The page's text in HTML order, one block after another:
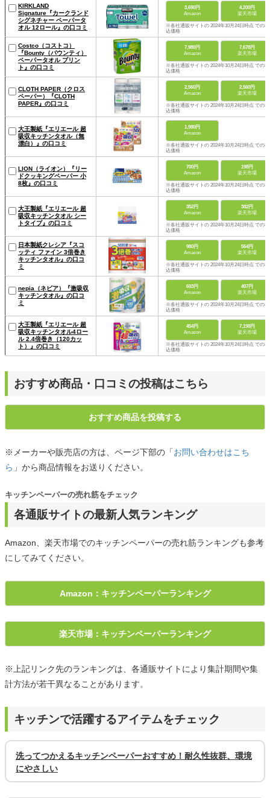
KIRKLAND
Signature『カークランド
シグネチャー ペーパータ
オル 12ロール』の口コミ
3,690円
Amazon
4,200円
楽天市場
※各社通販サイトの 2024年10月24日時点 での税
込価格
Costco（コストコ）
『Bounty（バウンティ）
ペーパータオル プリン
ト』の口コミ
7,980円
Amazon
7,678円
楽天市場
※各社通販サイトの 2024年10月24日時点 での税
込価格
CLOTH PAPER（クロス
ペーパー）『CLOTH
PAPER』の口コミ
2,560円
Amazon
2,560円
楽天市場
※各社通販サイトの 2024年10月24日時点 での税
込価格
大王製紙『エリエール 超
吸収キッチンタオル（無
漂白）』の口コミ
1,980円
Amazon
※各社通販サイトの 2024年10月24日時点 での税
込価格
LION（ライオン）『リー
ドクッキングペーパー 小
8枚』の口コミ
700円
Amazon
198円
楽天市場
※各社通販サイトの 2024年10月24日時点 での税
込価格
大王製紙『エリエール 超
吸収キッチンタオル シー
トタイプ』の口コミ
352円
Amazon
382円
楽天市場
※各社通販サイトの 2024年10月24日時点 での税
込価格
日本製紙クレシア『スコ
ッティ ファイン 3倍巻き
キッチンタオル』の口コ
ミ
980円
Amazon
564円
楽天市場
※各社通販サイトの 2024年10月24日時点 での税
込価格
nepia（ネピア）『激吸収
キッチンタオル』の口コ
ミ
693円
Amazon
407円
楽天市場
※各社通販サイトの 2024年10月24日時点 での税
込価格
大王製紙『エリエール 超
吸収キッチンタオル4ロー
ル 2.4倍巻き（120カッ
ト）』の口コミ
454円
Amazon
7,198円
楽天市場
※各社通販サイトの 2024年10月24日時点 での税
込価格
おすすめ商品・口コミの投稿はこちら
おすすめ商品を投稿する
※メーカーや販売店の方は、ページ下部の「お問い合わせはこち
ら 」から商品情報をお送りください。
各通販サイトの最新人気ランキング
キッチンペーパーの売れ筋をチェック
Amazon、楽天市場でのキッチンペーパーの売れ筋ランキングも参考
にしてみてください。
Amazon：キッチンペーパーランキング
楽天市場：キッチンペーパーランキング
※上記リンク先のランキングは、各通販サイトにより集計期間や集
計方法が若干異なることがあります。
キッチンで活躍するアイテムをチェック
洗ってつかえるキッチンペーパーおすすめ！耐久性抜群、環境
にやさしい